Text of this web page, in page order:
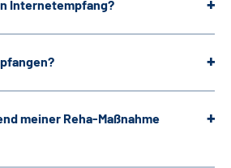
Internetempfang?
meiner Reha-Maßnahme